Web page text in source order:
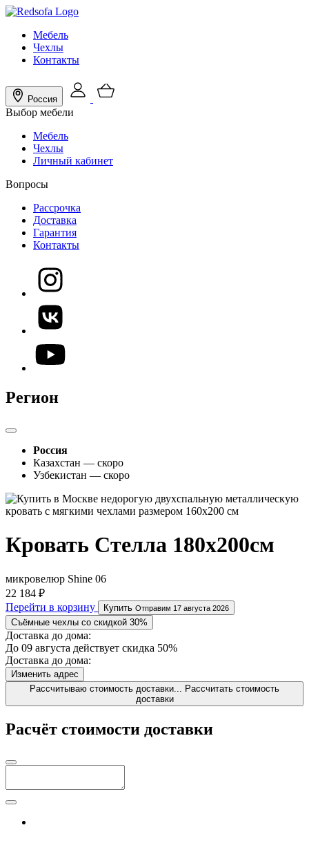
Мебель
Чехлы
Контакты
Россия
Выбор мебели
Мебель
Чехлы
Личный кабинет
Вопросы
Рассрочка
Доставка
Гарантия
Контакты
Регион
Россия
Казахстан — скоро
Узбекистан — скоро
Кровать Стелла 180х200см
микровелюр Shine 06
22 184 ₽
Перейти в корзину
Купить Отправим 17 августа 2026
Съёмные чехлы со скидкой 30%
Доставка до дома:
До 09 августа действует скидка 50%
Доставка до дома:
Изменить адрес
Рассчитываю стоимость доставки...
Рассчитать стоимость
доставки
Расчёт стоимости доставки